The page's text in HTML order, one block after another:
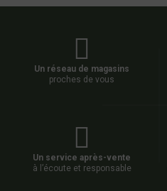
Un réseau de magasins
proches de vous
Un service après-vente
à l’écoute et responsable